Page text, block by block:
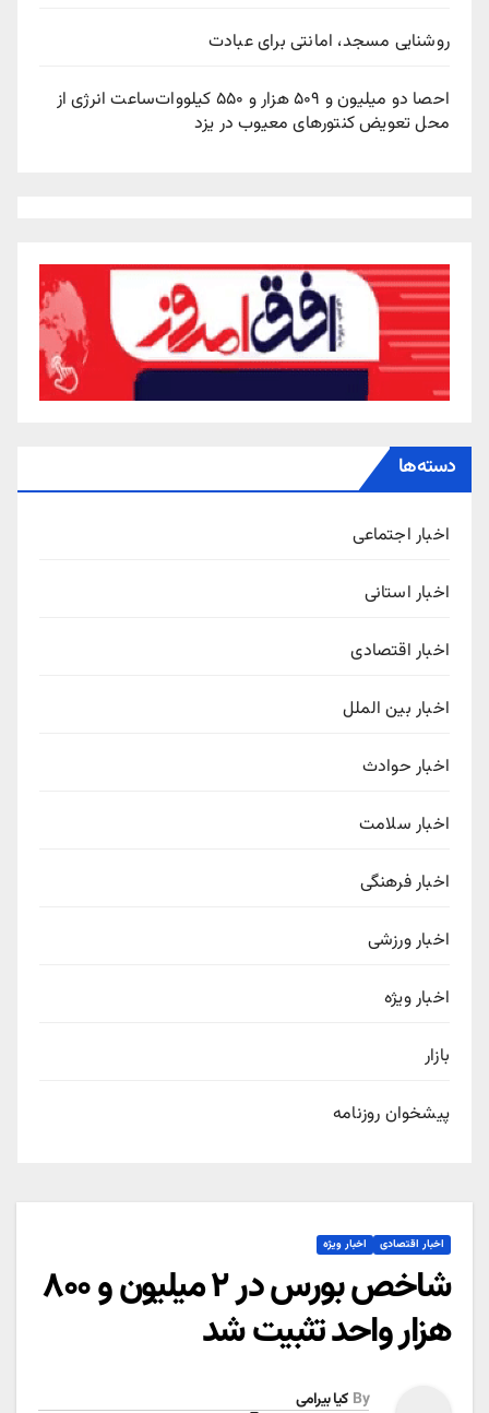
روشنایی مسجد، امانتی برای عبادت
احصا دو میلیون و ۵۰۹ هزار و ۵۵۰ کیلووات‌ساعت انرژی از
محل تعویض کنتورهای معیوب در یزد
دسته‌ها
اخبار اجتماعی
اخبار استانی
اخبار اقتصادی
اخبار بین الملل
اخبار حوادث
اخبار سلامت
اخبار فرهنگی
اخبار ورزشی
اخبار ویژه
بازار
پیشخوان روزنامه
اخبار اقتصادی اخبار ویژه
شاخص بورس در ۲ میلیون و ۸۰۰
هزار واحد تثبیت شد
By کیا بیرامی